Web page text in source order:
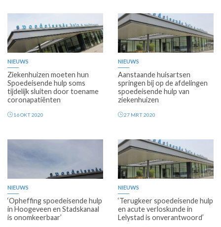
NIEUWS
Ziekenhuizen moeten hun
Spoedeisende hulp soms
tijdelijk sluiten door toename
coronapatiënten
16 OKT 2020
NIEUWS
Aanstaande huisartsen
springen bij op de afdelingen
spoedeisende hulp van
ziekenhuizen
27 MRT 2020
NIEUWS
‘Opheffing spoedeisende hulp
in Hoogeveen en Stadskanaal
is onomkeerbaar’
NIEUWS
‘Terugkeer spoedeisende hulp
en acute verloskunde in
Lelystad is onverantwoord’